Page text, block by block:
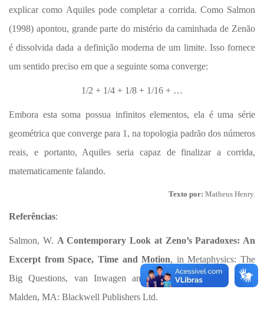
explicar como Aquiles pode completar a corrida. Como Salmon
(1998) apontou, grande parte do mistério da caminhada de Zenão
é dissolvida dada a definição moderna de um limite. Isso fornece
um sentido preciso em que a seguinte soma converge:
1/2 + 1/4 + 1/8 + 1/16 + …
Embora esta soma possua infinitos elementos, ela é uma série
geométrica que converge para 1, na topologia padrão dos números
reais, e portanto, Aquiles seria capaz de finalizar a corrida,
matematicamente falando.
Texto por: Matheus Henry.
Referências:
Salmon, W. A Contemporary Look at Zeno’s Paradoxes: An
Excerpt from Space, Time and Motion, in Metaphysics: The
Big Questions, van Inwagen and Zimmerman (Eds.), 1998,
Malden, MA: Blackwell Publishers Ltd.